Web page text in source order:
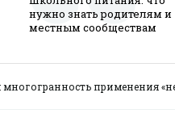
нужно знать родителям и
местным сообществам
применения